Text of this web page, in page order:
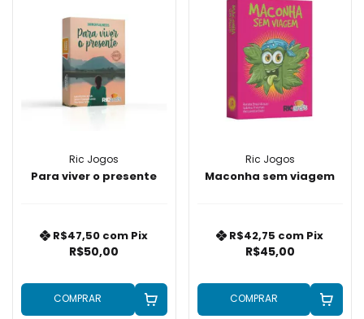
Ric Jogos
Para viver o presente
R$50,00
R$47,50 com Pix
COMPRAR
Ric Jogos
Maconha sem viagem
R$45,00
R$42,75 com Pix
COMPRAR